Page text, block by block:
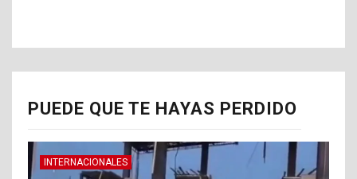
PUEDE QUE TE HAYAS PERDIDO
INTERNACIONALES